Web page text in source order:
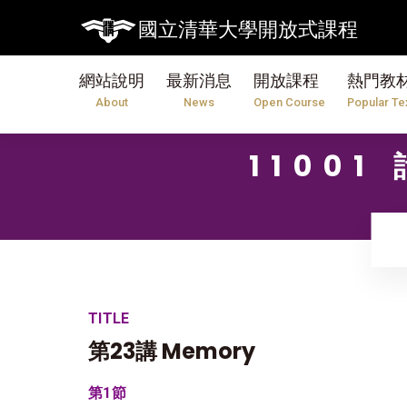
國立清華大學開放式課程
網站說明
About
最新消息
News
開放課程
Open Course
熱門教
Popular
11001
TITLE
第23講 Memory
第1節